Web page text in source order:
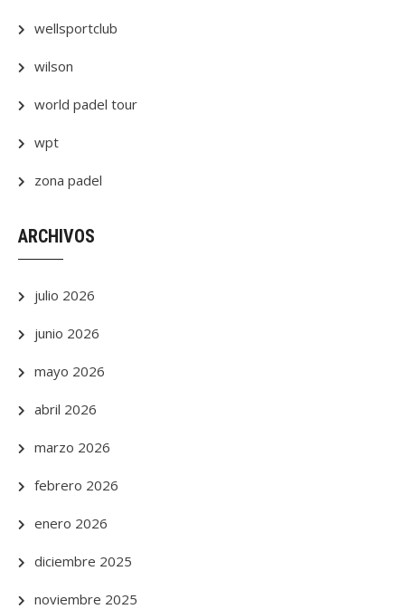
wellsportclub
wilson
world padel tour
wpt
zona padel
ARCHIVOS
julio 2026
junio 2026
mayo 2026
abril 2026
marzo 2026
febrero 2026
enero 2026
diciembre 2025
noviembre 2025